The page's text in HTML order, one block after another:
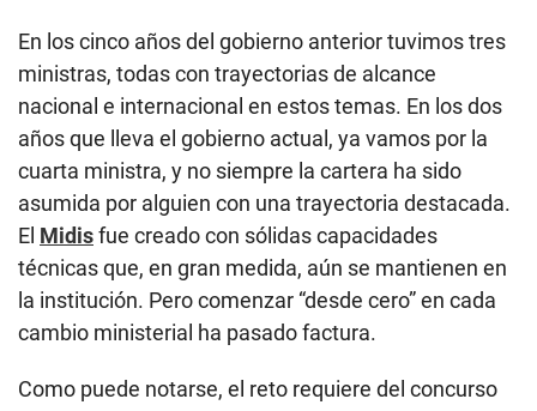
En los cinco años del gobierno anterior tuvimos tres
ministras, todas con trayectorias de alcance
nacional e internacional en estos temas. En los dos
años que lleva el gobierno actual, ya vamos por la
cuarta ministra, y no siempre la cartera ha sido
asumida por alguien con una trayectoria destacada.
El Midisfue creado con sólidas capacidades
técnicas que, en gran medida, aún se mantienen en
la institución. Pero comenzar “desde cero” en cada
cambio ministerial ha pasado factura.
Como puede notarse, el reto requiere del concurso